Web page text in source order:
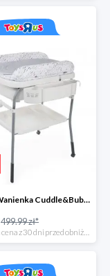
Chicco, Wanienka Cuddle&Bubble z przewijakiem
499.99 zł*
*najniższa cena z 30 dni przed obniżką